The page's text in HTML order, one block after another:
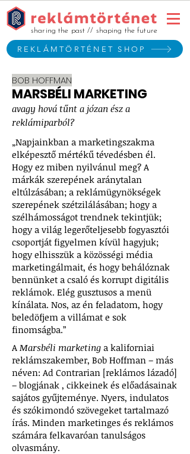
REKLÁMTÖRTÉNET SHOP
sharing the past // shaping the future
BOB HOFFMAN
MARSBÉLI MARKETING
avagy hová tűnt a józan ész a
reklámiparból?
„Napjainkban a marketingszakma
elképesztő mértékű tévedésben él.
Hogy ez miben nyilvánul meg? A
márkák szerepének aránytalan
eltúlzásában; a reklámügynökségek
szerepének szétzilálásában; hogy a
szélhámosságot trendnek tekintjük;
hogy a világ legerőteljesebb fogyasztói
csoportját figyelmen kívül hagyjuk;
hogy elhisszük a közösségi média
marketingálmait, és hogy behálóznak
bennünket a csaló és korrupt digitális
reklámok. Elég gusztusos a menü
kínálata. Nos, az én feladatom, hogy
beledöfjem a villámat e sok
finomságba.”
A Marsbéli marketing a kaliforniai
reklámszakember, Bob Hoffman – más
néven: Ad Contrarian [reklámos lázadó]
– blogjának , cikkeinek és előadásainak
sajátos gyűjteménye. Nyers, indulatos
és szókimondó szövegeket tartalmazó
írás. Minden marketinges és reklámos
számára felkavaróan tanulságos
olvasmány.